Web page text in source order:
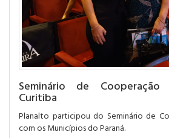
Seminário de Cooperação
Curitiba
Planalto participou do Seminário de
com os Municípios do Paraná.